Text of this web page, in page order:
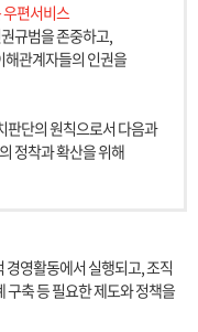
편서비스
규범을 존중하고,
해관계자들의 인권을
판단의 원칙으로서 다음과
정착과 확산을 위해
경영활동에서 실행되고, 조직
구축 등 필요한 제도와 정책을